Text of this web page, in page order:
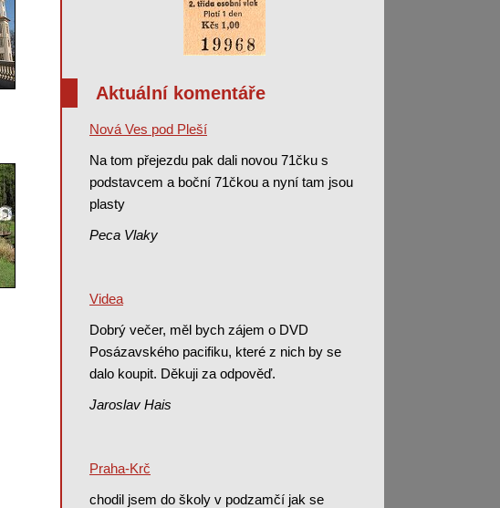
Aktuální komentáře
Nová Ves pod Pleší
Na tom přejezdu pak dali novou 71čku s
podstavcem a boční 71čkou a nyní tam jsou
plasty
Peca Vlaky
Videa
Dobrý večer, měl bych zájem o DVD
Posázavského pacifiku, které z nich by se
dalo koupit. Děkuji za odpověď.
Jaroslav Hais
Praha-Krč
chodil jsem do školy v podzamčí jak se